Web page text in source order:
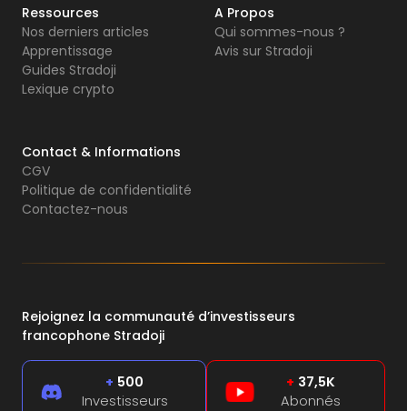
Ressources
Nos derniers articles
Apprentissage
Guides Stradoji
Lexique crypto
A Propos
Qui sommes-nous ?
Avis sur Stradoji
Contact & Informations
CGV
Politique de confidentialité
Contactez-nous
Rejoignez la communauté d’investisseurs
francophone Stradoji
+ 500
Investisseurs
+ 37,5K
Abonnés